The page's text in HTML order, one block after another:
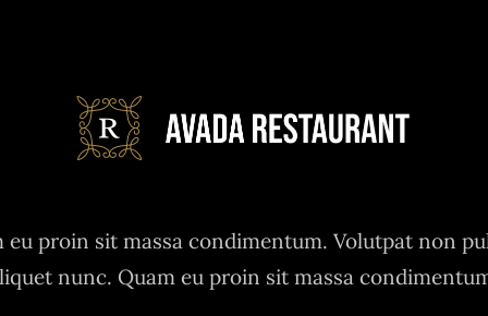
eu proin sit massa condimentum. Volutpat non
nunc. Quam eu proin sit massa